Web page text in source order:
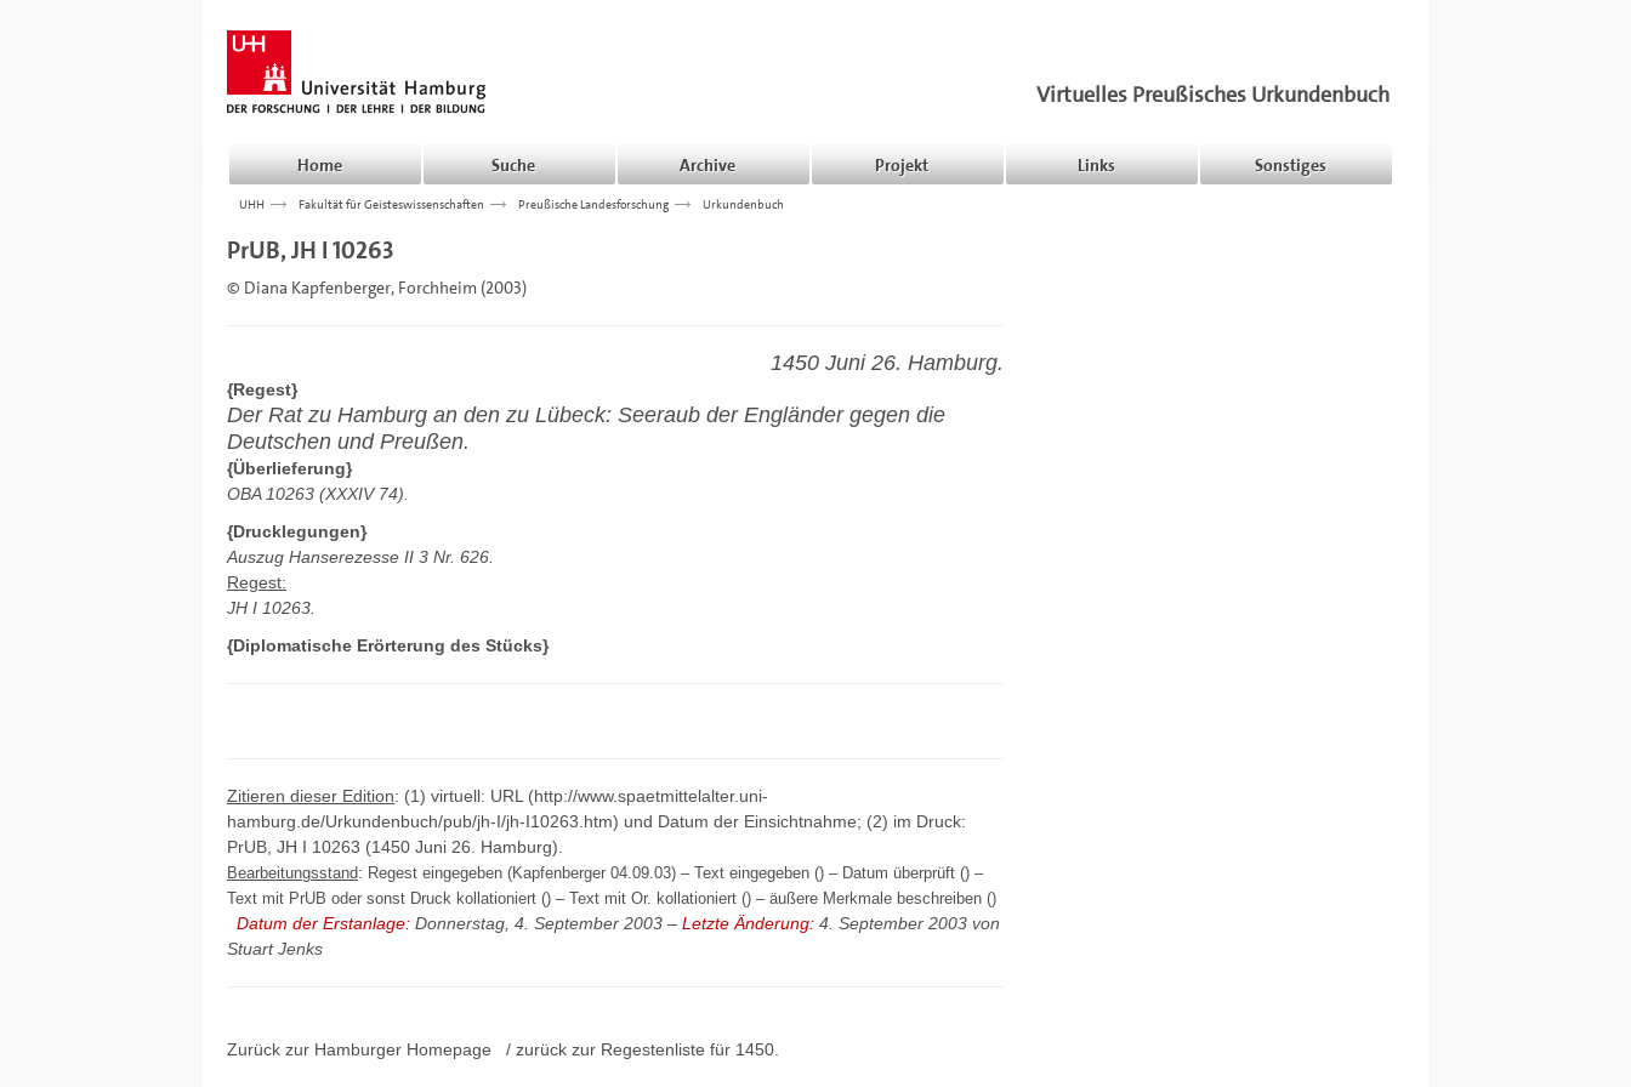
Virtuelles Preußisches Urkundenbuch
Home Suche Archive Projekt Links Sonstiges
UHH >>> Fakultät für Geisteswissenschaften >>> Preußische Landesforschung >>> Urkundenbuch
PrUB, JH I 10263
© Diana Kapfenberger, Forchheim (2003)
1450 Juni 26. Hamburg.
{Regest}
Der Rat zu Hamburg an den zu Lübeck: Seeraub der Engländer gegen die
Deutschen und Preußen.
{Überlieferung}
OBA 10263 (XXXIV 74).
{Drucklegungen}
Auszug Hanserezesse II 3 Nr. 626.
Regest:
JH I 10263.
{Diplomatische Erörterung des Stücks}
Zitieren dieser Edition: (1) virtuell: URL (http://www.spaetmittelalter.uni-
hamburg.de/Urkundenbuch/pub/jh-I/jh-I10263.htm) und Datum der Einsichtnahme; (2) im Druck:
PrUB, JH I 10263 (1450 Juni 26. Hamburg).
Bearbeitungsstand: Regest eingegeben (Kapfenberger 04.09.03) – Text eingegeben () – Datum überprüft () –
Text mit PrUB oder sonst Druck kollationiert () – Text mit Or. kollationiert () – äußere Merkmale beschreiben ()
Datum der Erstanlage: Donnerstag, 4. September 2003 – Letzte Änderung: 4. September 2003 von
Stuart Jenks
Zurück zur Hamburger Homepage / zurück zur Regestenliste für 1450.